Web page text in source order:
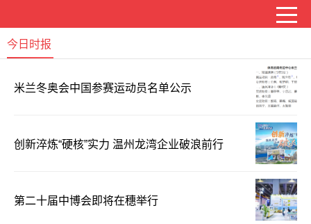
今日时报
米兰冬奥会中国参赛运动员名单公示
创新淬炼“硬核”实力 温州龙湾企业破浪前行
第二十届中博会即将在穗举行